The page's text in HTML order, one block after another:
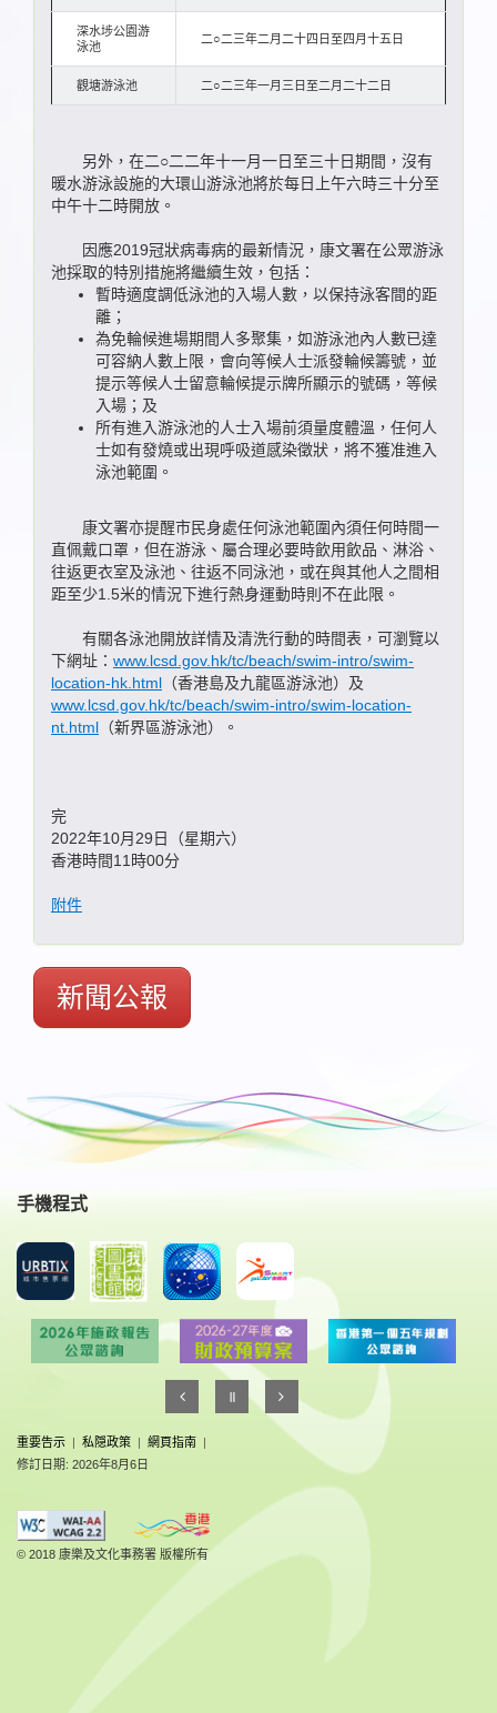
深水埗公園游
泳池
二○二三年二月二十四日至四月十五日
觀塘游泳池 二○二三年一月三日至二月二十二日
另外，在二○二二年十一月一日至三十日期間，沒有
暖水游泳設施的大環山游泳池將於每日上午六時三十分至
中午十二時開放。
因應2019冠狀病毒病的最新情況，康文署在公眾游泳
池採取的特別措施將繼續生效，包括：
暫時適度調低泳池的入場人數，以保持泳客間的距
離；
為免輪候進場期間人多聚集，如游泳池內人數已達
可容納人數上限，會向等候人士派發輪候籌號，並
提示等候人士留意輪候提示牌所顯示的號碼，等候
入場；及
所有進入游泳池的人士入場前須量度體溫，任何人
士如有發燒或出現呼吸道感染徵狀，將不獲准進入
泳池範圍。
康文署亦提醒市民身處任何泳池範圍內須任何時間一
直佩戴口罩，但在游泳、屬合理必要時飲用飲品、淋浴、
往返更衣室及泳池、往返不同泳池，或在與其他人之間相
距至少1.5米的情況下進行熱身運動時則不在此限。
有關各泳池開放詳情及清洗行動的時間表，可瀏覽以
下網址： www.lcsd.gov.hk/tc/beach/swim-intro/swim-
location-hk.html （香港島及九龍區游泳池）及
www.lcsd.gov.hk/tc/beach/swim-intro/swim-location-
nt.html （新界區游泳池）。
完
2022年10月29日（星期六）
香港時間11時00分
附件
新聞公報
手機程式
重要告示 | 私隠政策 | 網頁指南 |
修訂日期: 2026年8月6日
© 2018 康樂及文化事務署 版權所有